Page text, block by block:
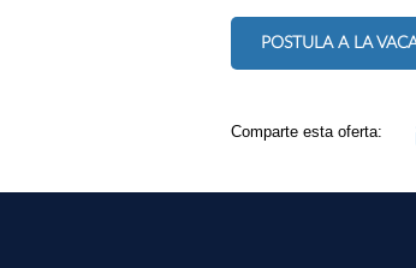
POSTULA A LA
Comparte esta oferta: